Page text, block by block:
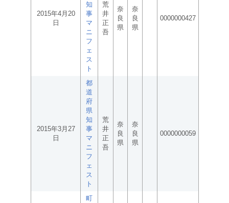
2015年4月20
日
知
事
マ
ニ
フ
ェ
ス
ト
荒
井
正
吾
奈
良
県
奈
良
県
0000000427
2015年3月27
日
都
道
府
県
知
事
マ
ニ
フ
ェ
ス
ト
荒
井
正
吾
奈
良
県
奈
良
県
0000000059
町